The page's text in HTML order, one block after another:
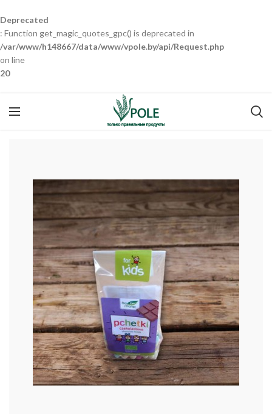
Deprecated
: Function get_magic_quotes_gpc() is deprecated in
/var/www/h148667/data/www/vpole.by/api/Request.php
on line
20